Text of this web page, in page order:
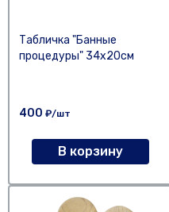
Табличка "Банные
процедуры" 34х20см
400 ₽/шт
В корзину